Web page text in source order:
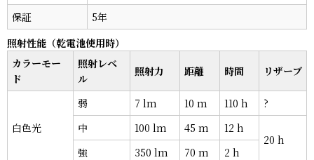
保証
5年
照射性能（乾電池使用時）
カラーモー
ド
照射レベ
ル
照射力 距離 時間 リザーブ
白色光
弱 7 lm 10 m 110 h
?
中
100 lm 45 m
12 h
20 h
強
350 lm 70 m 2 h